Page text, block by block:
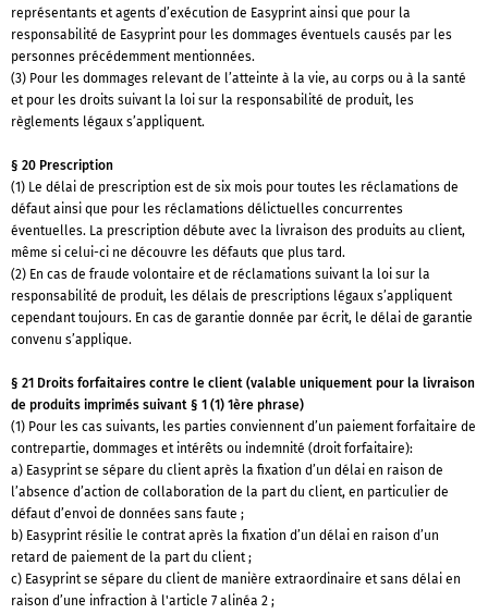
représentants et agents d’exécution de Easyprint ainsi que pour la
responsabilité de Easyprint pour les dommages éventuels causés par les
personnes précédemment mentionnées.
(3) Pour les dommages relevant de l’atteinte à la vie, au corps ou à la santé
et pour les droits suivant la loi sur la responsabilité de produit, les
règlements légaux s’appliquent.
§ 20 Prescription
(1) Le délai de prescription est de six mois pour toutes les réclamations de
défaut ainsi que pour les réclamations délictuelles concurrentes
éventuelles. La prescription débute avec la livraison des produits au client,
même si celui-ci ne découvre les défauts que plus tard.
(2) En cas de fraude volontaire et de réclamations suivant la loi sur la
responsabilité de produit, les délais de prescriptions légaux s’appliquent
cependant toujours. En cas de garantie donnée par écrit, le délai de garantie
convenu s’applique.
§ 21 Droits forfaitaires contre le client (valable uniquement pour la livraison
de produits imprimés suivant § 1 (1) 1ère phrase)
(1) Pour les cas suivants, les parties conviennent d’un paiement forfaitaire de
contrepartie, dommages et intérêts ou indemnité (droit forfaitaire):
a) Easyprint se sépare du client après la fixation d’un délai en raison de
l’absence d’action de collaboration de la part du client, en particulier de
défaut d’envoi de données sans faute ;
b) Easyprint résilie le contrat après la fixation d’un délai en raison d’un
retard de paiement de la part du client ;
c) Easyprint se sépare du client de manière extraordinaire et sans délai en
raison d’une infraction à l'article 7 alinéa 2 ;